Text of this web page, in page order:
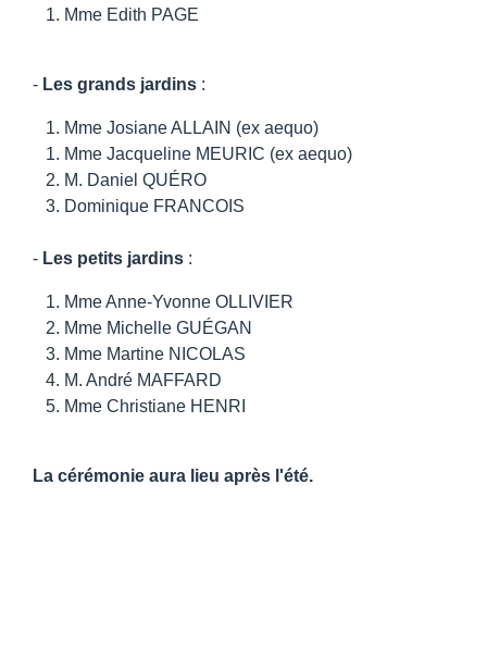
1. Mme Edith PAGE
- Les grands jardins :
1. Mme Josiane ALLAIN (ex aequo)
1. Mme Jacqueline MEURIC (ex aequo)
2. M. Daniel QUÉRO
3. Dominique FRANCOIS
- Les petits jardins :
1. Mme Anne-Yvonne OLLIVIER
2. Mme Michelle GUÉGAN
3. Mme Martine NICOLAS
4. M. André MAFFARD
5. Mme Christiane HENRI
La cérémonie aura lieu après l'été.